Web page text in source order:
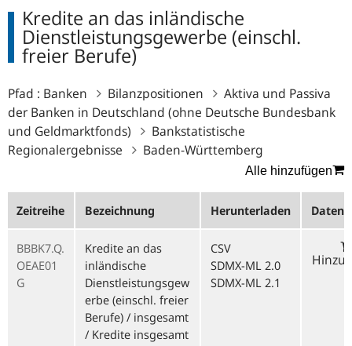
Kredite an das inländische
Dienstleistungsgewerbe (einschl.
freier Berufe)
Pfad : Banken Bilanzpositionen
Aktiva und Passiva
der Banken in Deutschland (ohne Deutsche Bundesbank
und Geldmarktfonds)
Bankstatistische
Regionalergebnisse
Baden-Württemberg
Alle hinzufügen
Zeitreihe Bezeichnung Herunterladen
BBBK7.Q.
OEAE01
G
Kredite an das
inländische
Dienstleistungsgew
erbe (einschl. freier
Berufe) / insgesamt
/ Kredite insgesamt
CSV
SDMX-ML 2.0
SDMX-ML 2.1